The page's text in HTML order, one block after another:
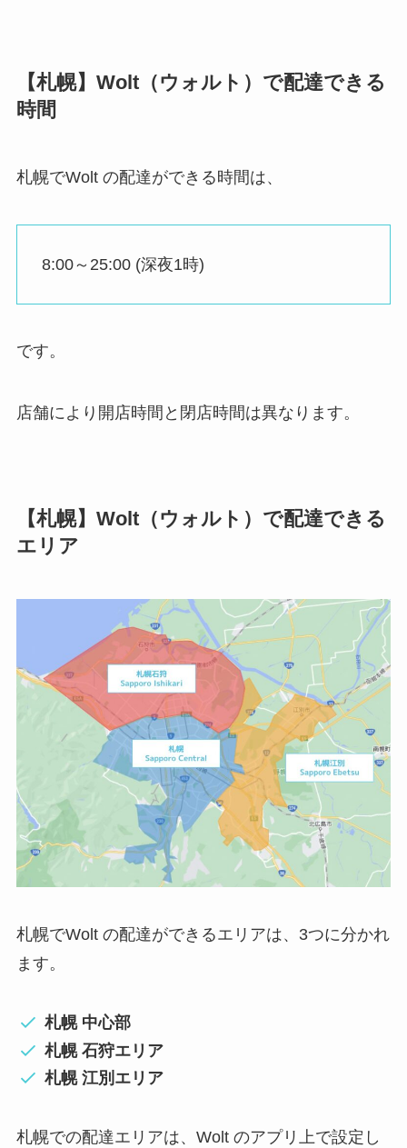
【札幌】Wolt（ウォルト）で配達できる
時間
札幌でWolt の配達ができる時間は、
8:00～25:00 (深夜1時)
です。
店舗により開店時間と閉店時間は異なります。
【札幌】Wolt（ウォルト）で配達できる
エリア
札幌でWolt の配達ができるエリアは、3つに分かれ
ます。
札幌 中心部
札幌 石狩エリア
札幌 江別エリア
札幌での配達エリアは、Wolt のアプリ上で設定し